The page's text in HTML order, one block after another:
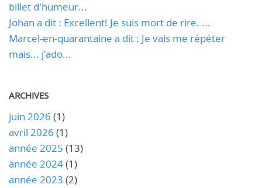
billet d'humeur...
Johan a dit : Excellent! Je suis mort de rire. ...
Marcel-en-quarantaine a dit : Je vais me répéter
mais... j'ado...
ARCHIVES
juin 2026 (1)
avril 2026 (1)
année 2025 (13)
année 2024(1)
année 2023 (2)